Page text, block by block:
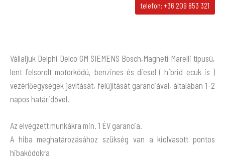
telefon: +36 209 853 321
Vállaljuk Delphi Delco GM SIEMENS Bosch,Magneti Marelli típusú,
lent felsorolt motorkódú, benzines és diesel ( hibrid ecuk is )
vezérlőegységek javítását, felújítását garanciával, általában 1-2
napos határidővel.
Az elvégzett munkákra min. 1 ÉV garancia.
A hiba meghatározásához szükség van a kiolvasott pontos
hibakódokra